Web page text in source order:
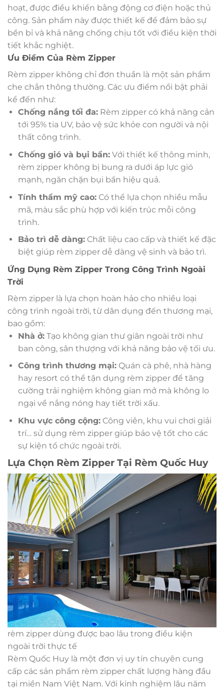
hoạt, được điều khiển bằng động cơ điện hoặc thủ
công. Sản phẩm này được thiết kế để đảm bảo sự
bền bỉ và khả năng chống chịu tốt với điều kiện thời
tiết khắc nghiệt.
Ưu Điểm Của Rèm Zipper
Rèm zipper không chỉ đơn thuần là một sản phẩm
che chắn thông thường. Các ưu điểm nổi bật phải
kể đến như:
Chống nắng tối đa:Rèm zipper có khả năng cản
tới 95% tia UV, bảo vệ sức khỏe con người và nội
thất công trình.
Chống gió và bụi bẩn:Với thiết kế thông minh,
rèm zipper không bị bung ra dưới áp lực gió
mạnh, ngăn chặn bụi bẩn hiệu quả.
Tính thẩm mỹ cao:Có thể lựa chọn nhiều mẫu
mã, màu sắc phù hợp với kiến trúc mỗi công
trình.
Bảo trì dễ dàng:Chất liệu cao cấp và thiết kế đặc
biệt giúp rèm zipper dễ dàng vệ sinh và bảo trì.
Ứng Dụng Rèm Zipper Trong Công Trình Ngoài
Trời
Rèm zipper là lựa chọn hoàn hảo cho nhiều loại
công trình ngoài trời, từ dân dụng đến thương mại,
bao gồm:
Nhà ở:Tạo không gian thư giãn ngoài trời như
ban công, sân thượng với khả năng bảo vệ tối ưu.
Công trình thương mại:Quán cà phê, nhà hàng
hay resort có thể tận dụng rèm zipper để tăng
cường trải nghiệm không gian mở mà không lo
ngại về nắng nóng hay tiết trời xấu.
Khu vực công cộng:Công viên, khu vui chơi giải
trí… sử dụng rèm zipper giúp bảo vệ tốt cho các
sự kiện tổ chức ngoài trời.
Lựa Chọn Rèm Zipper Tại Rèm Quốc Huy
rèm zipper dùng được bao lâu trong điều kiện
ngoài trời thực tế
Rèm Quốc Huy là một đơn vị uy tín chuyên cung
cấp các sản phẩm rèm zipper chất lượng hàng đầu
tại miền Nam Việt Nam. Với kinh nghiệm lâu năm